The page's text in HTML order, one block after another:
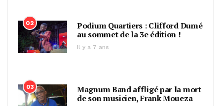
02
Podium Quartiers : Clifford Dumé
au sommet de la 3e édition !
Il y a 7 ans
03
Magnum Band affligé par la mort
de son musicien, Frank Moueza